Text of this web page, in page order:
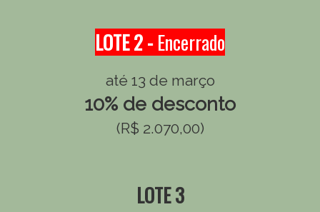
LOTE 2 -Encerrado
até 13 de março
10% de desconto
(R$ 2.070,00)
LOTE 3